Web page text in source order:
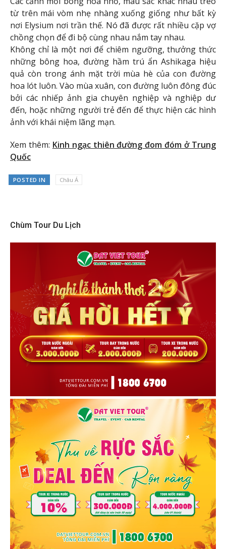
từ trên mái vòm nhẹ nhàng xuống giống như bất kỳ
nơi Elysium nơi trần thế. Nó đã được rất nhiều cặp vợ
chồng chọn để đi bộ cùng nhau nắm tay nhau.
Không chỉ là một nơi để chiêm ngưỡng, thưởng thức
những bông hoa, đường hầm trú ẩn Ashikaga hiệu
quả còn trong ánh mặt trời mùa hè của con đường
hoa lót luôn. Vào mùa xuân, con đường luôn đông đúc
bởi các nhiếp ảnh gia chuyên nghiệp và nghiệp dư
đến, hoặc những người trẻ đến để thực hiện các hình
ảnh với khái niệm lãng mạn.
Xem thêm: Kinh ngạc thiên đường đom đóm ở Trung
Quốc
POSTED IN Châu Á
Chùm Tour Du Lịch